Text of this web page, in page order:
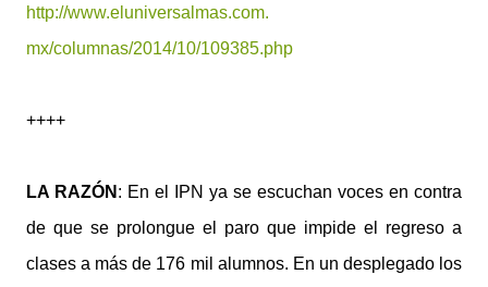
http://www.eluniversalmas.com.
mx/columnas/2014/10/109385.php
++++
LA RAZÓN : En el IPN ya se escuchan voces en contra
de que se prolongue el paro que impide el regreso a
clases a más de 176 mil alumnos. En un desplegado los